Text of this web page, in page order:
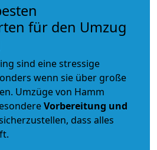
für den Umzug
sind eine stressige
wenn sie über große
Umzüge von Hamm
Vorbereitung und
dass alles